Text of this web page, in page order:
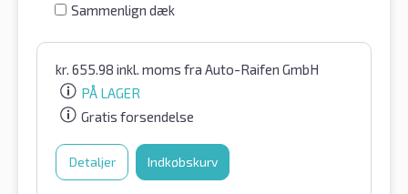
Sammenlign dæk
kr. 655.98 inkl. moms fra Auto-Raifen GmbH
PÅ LAGER
Gratis forsendelse
Detaljer Indkøbskurv